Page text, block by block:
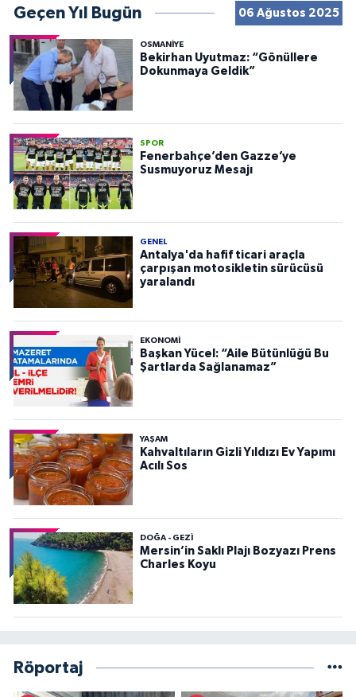
Geçen Yıl Bugün 06 Ağustos 2025
OSMANIYE
Bekirhan Uyutmaz: “Gönüllere
Dokunmaya Geldik”
SPOR
Fenerbahçe’den Gazze’ye
Susmuyoruz Mesajı
GENEL
Antalya'da hafif ticari araçla
çarpışan motosikletin sürücüsü
yaralandı
EKONOMI
Başkan Yücel: “Aile Bütünlüğü Bu
Şartlarda Sağlanamaz”
YAŞAM
Kahvaltıların Gizli Yıldızı Ev Yapımı
Acılı Sos
DOĞA - GEZI
Mersin’in Saklı Plajı Bozyazı Prens
Charles Koyu
Röportaj